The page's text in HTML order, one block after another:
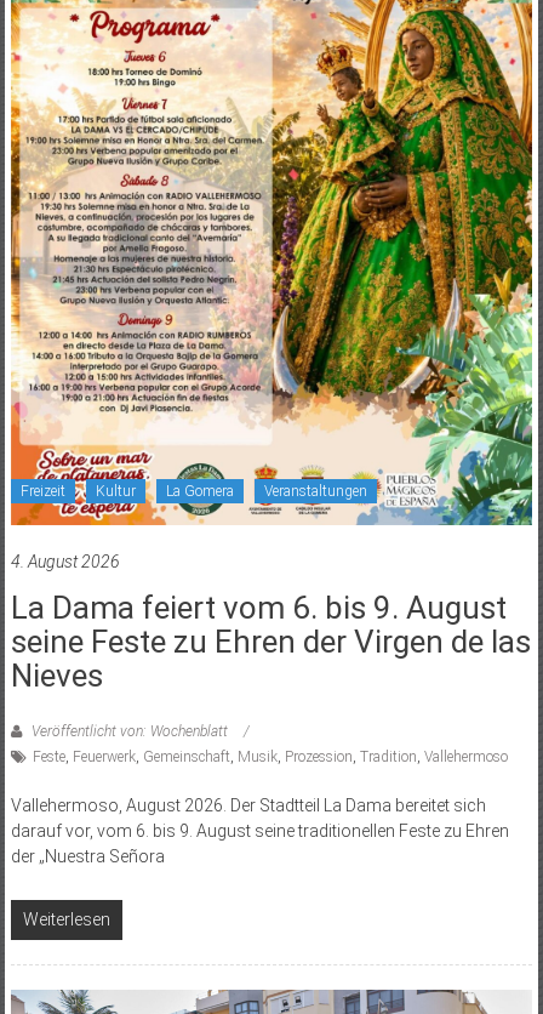
Freizeit Kultur La Gomera Veranstaltungen
4. August 2026
La Dama feiert vom 6. bis 9. August
seine Feste zu Ehren der Virgen de las
Nieves
Veröffentlicht von: Wochenblatt
Feste, Feuerwerk, Gemeinschaft, Musik, Prozession, Tradition, Vallehermoso
Vallehermoso, August 2026. Der Stadtteil La Dama bereitet sich
darauf vor, vom 6. bis 9. August seine traditionellen Feste zu Ehren
der „Nuestra Señora
Weiterlesen